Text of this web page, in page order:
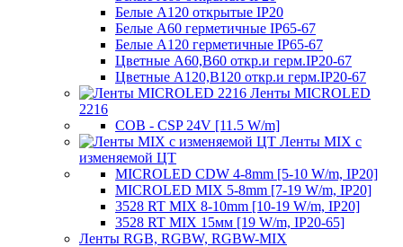
Белые A120 открытые IP20
Белые A60 герметичные IP65-67
Белые A120 герметичные IP65-67
Цветные A60,B60 откр.и герм.IP20-67
Цветные A120,B120 откр.и герм.IP20-67
Ленты MICROLED
2216
COB - CSP 24V [11.5 W/m]
Ленты MIX с
изменяемой ЦТ
MICROLED CDW 4-8mm [5-10 W/m, IP20]
MICROLED MIX 5-8mm [7-19 W/m, IP20]
3528 RT MIX 8-10mm [10-19 W/m, IP20]
3528 RT MIX 15мм [19 W/m, IP20-65]
Ленты RGB, RGBW, RGBW-MIX